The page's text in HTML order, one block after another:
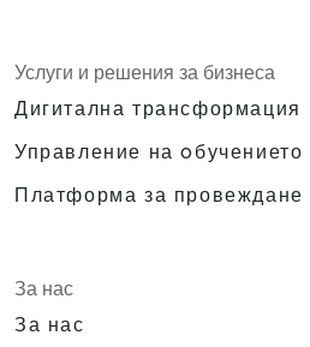
Услуги и решения за бизнеса
Дигитална трансформация
Управление на oбучението
Платформа за провеждане
За нас
За нас